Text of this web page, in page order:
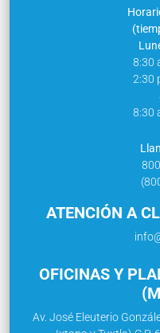
8:30
2:30
8:30
ATENCIÓN A
OFICINAS Y
Av. José Eleuterio